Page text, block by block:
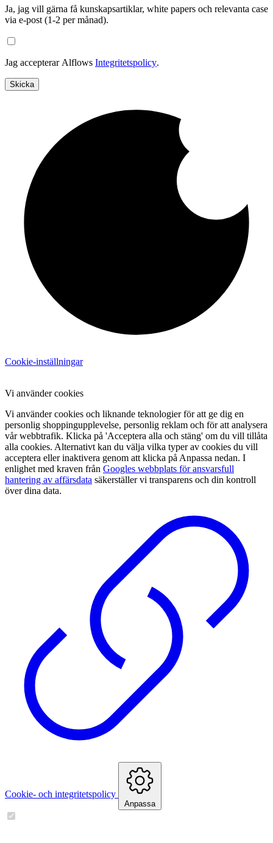
Ja, jag vill gärna få kunskapsartiklar, white papers och relevanta case
via e-post (1-2 per månad).
Jag accepterar Alflows Integritetspolicy.
Skicka
Cookie-inställningar
Vi använder cookies
Vi använder cookies och liknande teknologier för att ge dig en
personlig shoppingupplevelse, personlig reklam och för att analysera
vår webbtrafik. Klicka på 'Acceptera alla och stäng' om du vill tillåta
alla cookies. Alternativt kan du välja vilka typer av cookies du vill
acceptera eller inaktivera genom att klicka på Anpassa nedan. I
enlighet med kraven från Googles webbplats för ansvarsfull
hantering av affärsdata säkerställer vi transparens och din kontroll
över dina data.
Cookie- och integritetspolicy
Anpassa